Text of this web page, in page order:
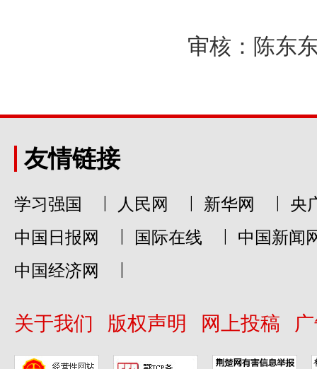
审核：陈东
友情链接
学习强国 人民网 新华网
央
中国日报网
国际在线
中国新闻
中国经济网
关于我们 版权声明 网上投稿